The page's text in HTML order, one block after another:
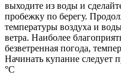
выходите из воды и
пробежку по берегу.
температуры воздуха и
ветра. Наиболее
безветренная погода,
Начинать купание следует
°С